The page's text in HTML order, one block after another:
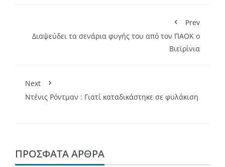
Prev
Διαψεύδει τα σενάρια φυγής του από τον ΠΑΟΚ ο
Βιεϊρίνια
Next
Ντένις Ρόντμαν : Γιατί καταδικάστηκε σε φυλάκιση
ΠΡΌΣΦΑΤΑ ΆΡΘΡΑ